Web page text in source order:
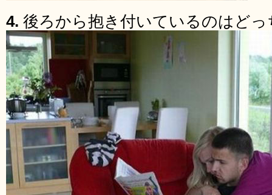
4. 後ろから抱き付いているのはどっ